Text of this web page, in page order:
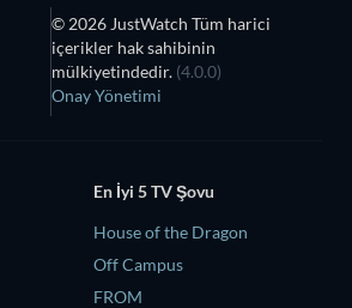
© 2026 JustWatch Tüm harici
içerikler hak sahibinin
mülkiyetindedir. (4.0.0)
Onay Yönetimi
En İyi 5 TV Şovu
House of the Dragon
Off Campus
FROM